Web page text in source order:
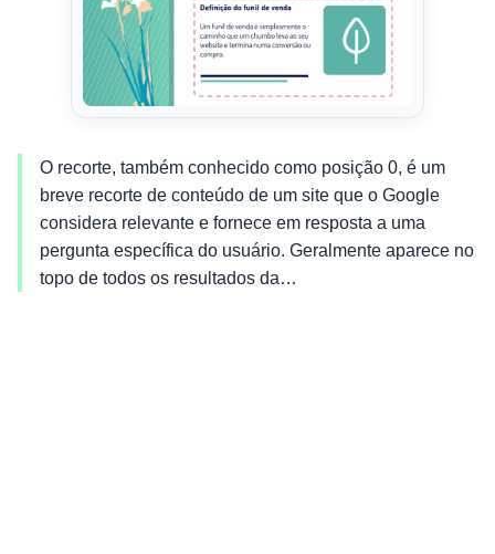
O recorte, também conhecido como posição 0, é um
breve recorte de conteúdo de um site que o Google
considera relevante e fornece em resposta a uma
pergunta específica do usuário. Geralmente aparece no
topo de todos os resultados da…